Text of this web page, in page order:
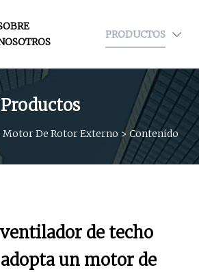
PRODUCTOS
Productos
Motor De Rotor Externo > Contenido
de techo
un motor de